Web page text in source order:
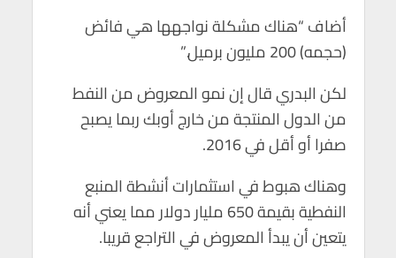
أضاف “هناك مشكلة نواجهها هي فائض
(حجمه) 200 مليون برميل.”
لكن البدري قال إن نمو المعروض من النفط
من الدول المنتجة من خارج أوبك ربما يصبح
صفرا أو أقل في 2016.
وهناك هبوط في استثمارات أنشطة المنبع
النفطية بقيمة 650 مليار دولار مما يعني أنه
يتعين أن يبدأ المعروض في التراجع قريبا.